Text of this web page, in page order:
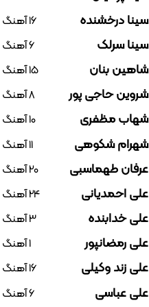
سینا درخشنده 16 آهنگ
سینا سرلک 6 آهنگ
شاهین بنان 15 آهنگ
شروین حاجی پور 8 آهنگ
شهاب مظفری 10 آهنگ
شهرام شکوهی 11 آهنگ
عرفان طهماسبی 20 آهنگ
علی احمدیانی 24 آهنگ
علی خدابنده 3 آهنگ
علی رمضانپور 1 آهنگ
علی زند وکیلی 16 آهنگ
علی عباسی 6 آهنگ